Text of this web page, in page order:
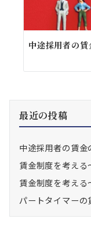
中途採用者の
最近の投稿
中途採用者の賃
賃金制度を考え
賃金制度を考え
パートタイマー